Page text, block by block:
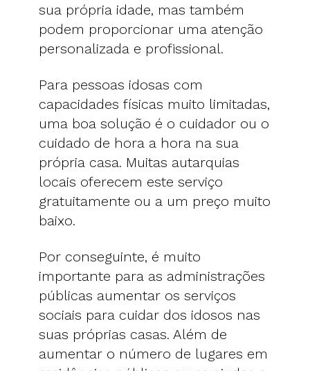
sua própria idade, mas também
podem proporcionar uma atenção
personalizada e profissional.
Para pessoas idosas com
capacidades físicas muito limitadas,
uma boa solução é o cuidador ou o
cuidado de hora a hora na sua
própria casa. Muitas autarquias
locais oferecem este serviço
gratuitamente ou a um preço muito
baixo.
Por conseguinte, é muito
importante para as administrações
públicas aumentar os serviços
sociais para cuidar dos idosos nas
suas próprias casas. Além de
aumentar o número de lugares em